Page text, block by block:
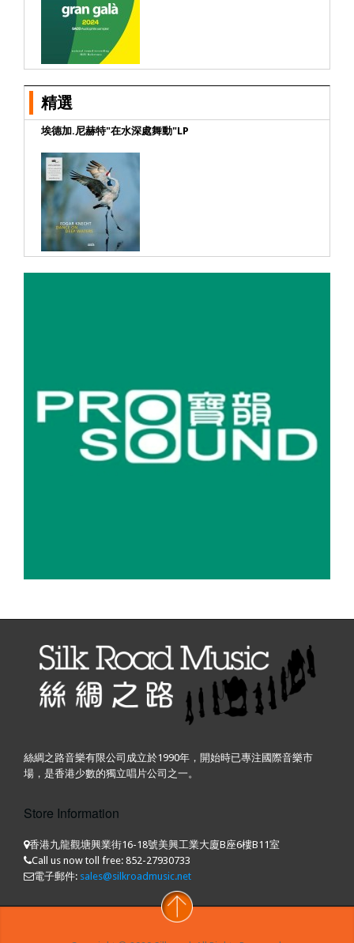
精選
埃德加.尼赫特"在水深處舞動"LP
絲綢之路音樂有限公司成立於1990年，開始時已專注國際音樂市
場，是香港少數的獨立唱片公司之一。
Store Information
香港九龍觀塘興業街16-18號美興工業大廈B座6樓B11室
Call us now toll free: 852-27930733
電子郵件: sales@silkroadmusic.net